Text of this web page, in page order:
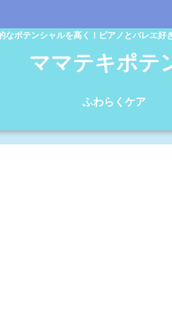
なポテンシャルを高く！ピアノとバレエ好
ママテキポテ
ふわらくケア